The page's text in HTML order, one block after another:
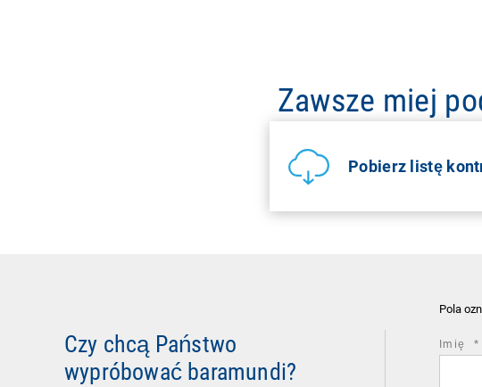
Zawsze miej
Pobierz listę
Czy chcą Państwo
wypróbować baramundi?
Pola
Imię *